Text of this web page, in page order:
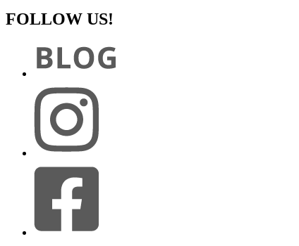
FOLLOW US!